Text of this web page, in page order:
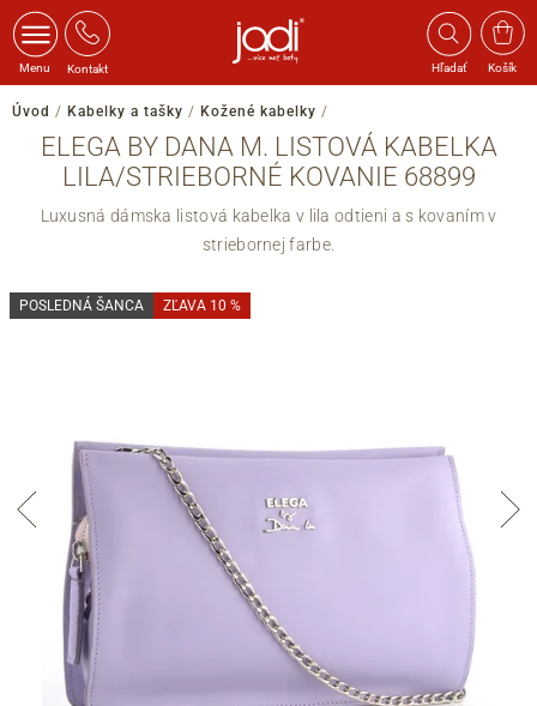
Menu Kontakt Hľadať Košík
Úvod / Kabelky a tašky / Kožené kabelky /
ELEGA BY DANA M. LISTOVÁ KABELKA
LILA/STRIEBORNÉ KOVANIE 68899
Luxusná dámska listová kabelka v lila odtieni a s kovaním v
striebornej farbe.
POSLEDNÁ ŠANCA ZĽAVA 10 %